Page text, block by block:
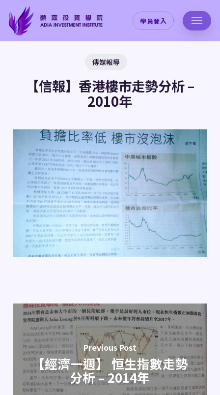
main
學員登入
傳媒報導
【信報】香港樓市走勢分析 –
2010年
Previous Post
【經濟一週】 恒生指數走勢
分析 – 2014年